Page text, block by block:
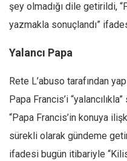
şey olmadığı dile getirildi,
yazmakla sonuçlandı”
Yalancı Papa
Rete L’abuso tarafından
Papa Francis’i
“Papa Francis’in konuya
sürekli olarak gündeme
ifadesi bugün itibariyle